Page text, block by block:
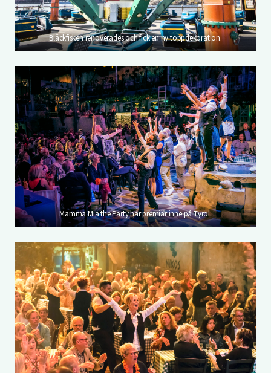
Bläckfisken renoverades och fick en ny toppdekoration.
Mamma Mia the Party har premiär inne på Tyrol.